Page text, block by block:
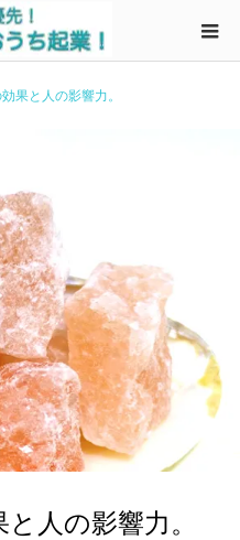
果と人の影響力。
人の影響力。